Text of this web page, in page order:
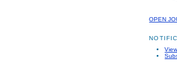
OPEN